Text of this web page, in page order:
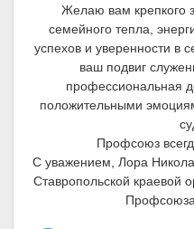
Желаю вам крепкого
семейного тепла,
успехов и уверенности в
ваш подвиг
профессиональная
положительными
Профсоюз
С уважением, Лора
Ставропольской краевой